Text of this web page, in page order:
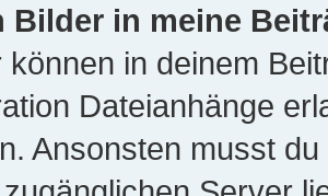
Bilder in meine
können in deinem
Dateianhänge
Ansonsten musst